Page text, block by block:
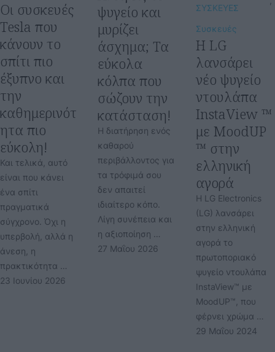
Οι συσκευές
Tesla που
κάνουν το
σπίτι πιο
έξυπνο και
την
καθημερινότ
ητα πιο
εύκολη!
Και τελικά, αυτό
είναι που κάνει
ένα σπίτι
πραγματικά
σύγχρονο. Όχι η
υπερβολή, αλλά η
άνεση, η
πρακτικότητα …
23 Ιουνίου 2026
ψυγείο και
μυρίζει
άσχημα; Τα
εύκολα
κόλπα που
σώζουν την
κατάσταση!
Η διατήρηση ενός
καθαρού
περιβάλλοντος για
τα τρόφιμά σου
δεν απαιτεί
ιδιαίτερο κόπο.
Λίγη συνέπεια και
η αξιοποίηση …
27 Μαΐου 2026
ΣΥΣΚΕΥΕΣ
Συσκευές
Η LG
λανσάρει
νέο ψυγείο
ντουλάπα
InstaView ™
με MoodUP
™ στην
ελληνική
αγορά
Η LG Electronics
(LG) λανσάρει
στην ελληνική
αγορά το
πρωτοποριακό
ψυγείο ντουλάπα
InstaView™ με
MoodUP™, που
φέρνει χρώμα …
29 Μαΐου 2024